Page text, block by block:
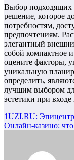
Выбор подходящих
решение, которое
потребностям,
предпочтениям.
элегантный
собой компактное
оцените факторы,
уникальную
определить,
лучшим выбором
эстетики при
Навигация
по
1UZI.RU:
Онлайн-казино: что